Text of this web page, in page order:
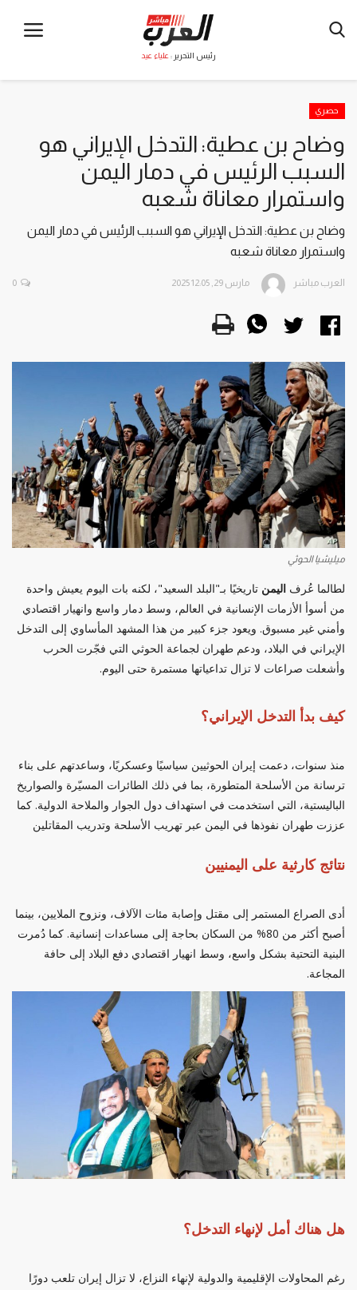
رئيس التحرير : علياء عيد
حصري
وضاح بن عطية: التدخل الإيراني هو
السبب الرئيس في دمار اليمن
واستمرار معاناة شعبه
وضاح بن عطية: التدخل الإيراني هو السبب الرئيس في دمار اليمن
واستمرار معاناة شعبه
العرب مباشر مارس 29, 2025 12:05 0
ميليشيا الحوثي
لطالما عُرف اليمن تاريخيًا بـ"البلد السعيد"، لكنه بات اليوم يعيش واحدة
من أسوأ الأزمات الإنسانية في العالم، وسط دمار واسع وانهيار اقتصادي
وأمني غير مسبوق. ويعود جزء كبير من هذا المشهد المأساوي إلى التدخل
الإيراني في البلاد، ودعم طهران لجماعة الحوثي التي فجّرت الحرب
وأشعلت صراعات لا تزال تداعياتها مستمرة حتى اليوم.
كيف بدأ التدخل الإيراني؟
منذ سنوات، دعمت إيران الحوثيين سياسيًا وعسكريًا، وساعدتهم على بناء
ترسانة من الأسلحة المتطورة، بما في ذلك الطائرات المسيّرة والصواريخ
الباليستية، التي استخدمت في استهداف دول الجوار والملاحة الدولية. كما
عززت طهران نفوذها في اليمن عبر تهريب الأسلحة وتدريب المقاتلين
نتائج كارثية على اليمنيين
أدى الصراع المستمر إلى مقتل وإصابة مئات الآلاف، ونزوح الملايين، بينما
أصبح أكثر من 80% من السكان بحاجة إلى مساعدات إنسانية. كما دُمرت
البنية التحتية بشكل واسع، وسط انهيار اقتصادي دفع البلاد إلى حافة
المجاعة.
هل هناك أمل لإنهاء التدخل؟
رغم المحاولات الإقليمية والدولية لإنهاء النزاع، لا تزال إيران تلعب دورًا